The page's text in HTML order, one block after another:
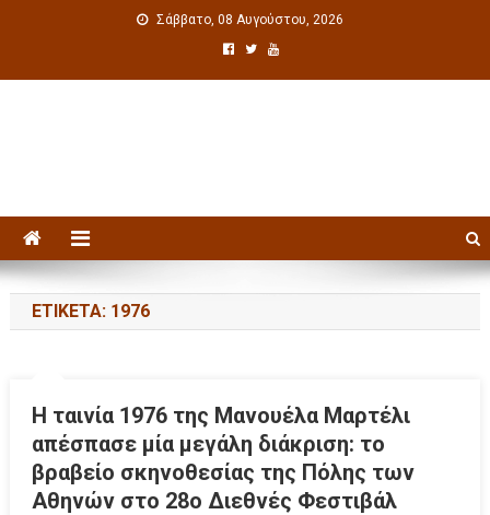
Σάββατο, 08 Αυγούστου, 2026
ΕΤΙΚΈΤΑ: 1976
Η ταινία 1976 της Μανουέλα Μαρτέλι
απέσπασε μία μεγάλη διάκριση: το
βραβείο σκηνοθεσίας της Πόλης των
Αθηνών στο 28ο Διεθνές Φεστιβάλ